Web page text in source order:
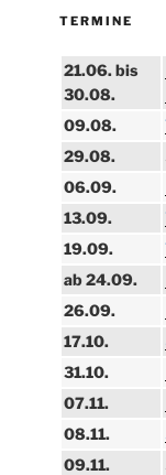
TERMINE
21.06. bis
30.08.
09.08.
29.08.
06.09.
13.09.
19.09.
ab 24.09.
26.09.
17.10.
31.10.
07.11.
08.11.
09.11.